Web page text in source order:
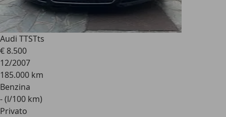
Audi TTSTts
€ 8.500
12/2007
185.000 km
Benzina
- (l/100 km)
Privato